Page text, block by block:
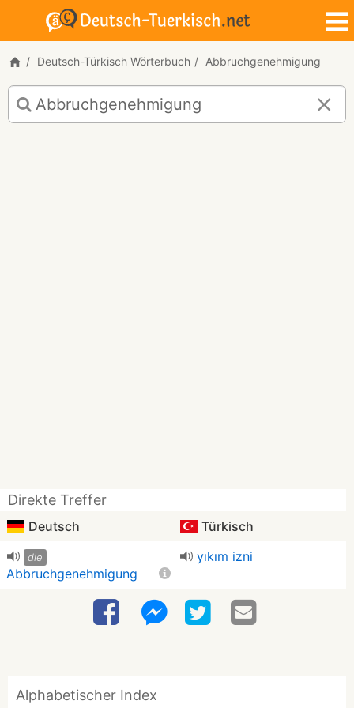
Deutsch-Türkisch Wörterbuch Abbruchgenehmigung
Deutsch-
Türkisch
Übersetzung
Direkte Treffer
Deutsch Türkisch
die
Abbruchgenehmigung
yıkım izni
Alphabetischer Index